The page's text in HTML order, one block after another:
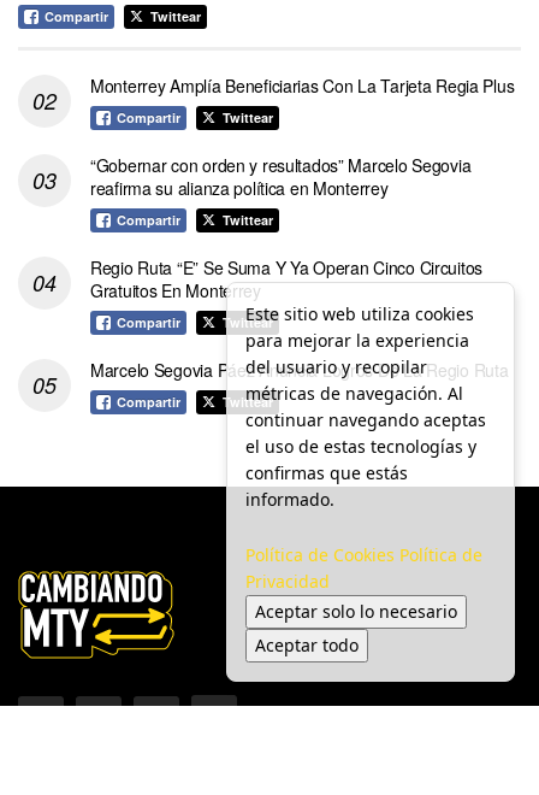
Compartir Twittear
Monterrey Amplía Beneficiarias Con La Tarjeta Regia Plus
Compartir Twittear
“Gobernar con orden y resultados” Marcelo Segovia
reafirma su alianza política en Monterrey
Compartir Twittear
Regio Ruta “E” Se Suma Y Ya Operan Cinco Circuitos
Gratuitos En Monterrey
Compartir Twittear
Marcelo Segovia Páez Anuncia Logros De La Regio Ruta
Compartir Twittear
Este sitio web utiliza cookies
para mejorar la experiencia
del usuario y recopilar
métricas de navegación. Al
continuar navegando aceptas
el uso de estas tecnologías y
confirmas que estás
informado.
Política de Cookies Política de
Privacidad
Aceptar solo lo necesario
Aceptar todo